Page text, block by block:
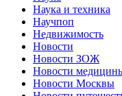
Наука и техника
Научпоп
Недвижимость
Новости
Новости ЗОЖ
Новости
Новости Москвы